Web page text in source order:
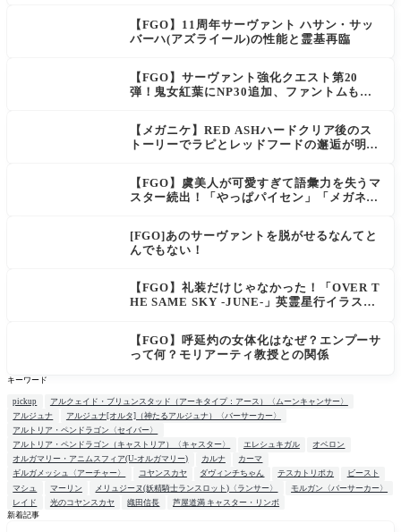
【FGO】11周年サーヴァント ハサン・サッ
バーハ(アズライール)の性能と霊基再臨
【FGO】サーヴァント強化クエスト第20
弾！鬼女紅葉にNP30追加、ファントムも大
【メガニケ】RED ASHハードクリア後のス
トーリーでラピとレッドフードの邂逅が明か
【FGO】虞美人が可愛すぎて語彙力を失うマ
スター続出！「やっぱパイセン」「メガネよ
[FGO]あのサーヴァントを脱がせるなんてと
んでもない！
【FGO】礼装だけじゃなかった！「OVER T
HE SAME SKY -JUNE-」英霊星行イラスト
場
【FGO】呼延灼の女体化はなぜ？エンプーサ
って何？モリアーティ教授との関係
キーワード
pickup
アルクェイド・ブリュンスタッド（アーキタイプ：アース）〈ムーンキャンサー〉
アルジュナ
アルジュナ[オルタ]（神たるアルジュナ）〈バーサーカー〉
アルトリア・ペンドラゴン〈セイバー〉
アルトリア・ペンドラゴン（キャストリア）〈キャスター〉
エレシュキガル
オベロン
オルガマリー・アニムスフィア(U-オルガマリー)
カルナ
カーマ
ギルガメッシュ〈アーチャー〉
コヤンスカヤ ダヴィンチちゃん テスカトリポカ
ビースト
マシュ
マーリン メリュジーヌ(妖精騎士ランスロット)〈ランサー〉
モルガン〈バーサーカー〉
レイド
光のコヤンスカヤ 織田信長
芦屋道満 キャスター・リンボ
新着記事